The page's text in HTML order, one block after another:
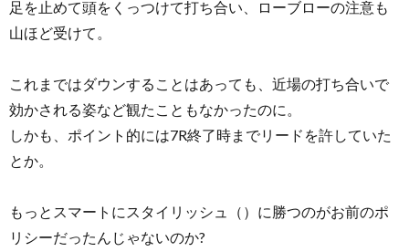
足を止めて頭をくっつけて打ち合い、ローブローの注意も
山ほど受けて。
これまではダウンすることはあっても、近場の打ち合いで
効かされる姿など観たこともなかったのに。
しかも、ポイント的には7R終了時までリードを許していた
とか。
もっとスマートにスタイリッシュ（）に勝つのがお前のポ
リシーだったんじゃないのか?